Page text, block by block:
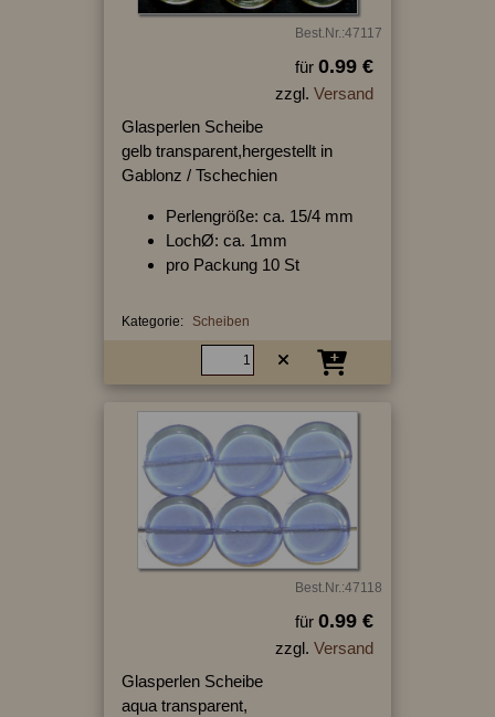
Best.Nr.:47117
für 0.99 €
zzgl. Versand
Glasperlen Scheibe
gelb transparent,hergestellt in
Gablonz / Tschechien
Perlengröße: ca. 15/4 mm
LochØ: ca. 1mm
pro Packung 10 St
Kategorie: Scheiben
Best.Nr.:47118
für 0.99 €
zzgl. Versand
Glasperlen Scheibe
aqua transparent,